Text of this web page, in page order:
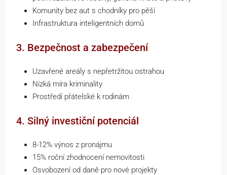
Komunity bez aut s chodníky pro pěší
Infrastruktura inteligentních domů
3. Bezpečnost a zabezpečení
Uzavřené areály s nepřetržitou ostrahou
Nízká míra kriminality
Prostředí přátelské k rodinám
4. Silný investiční potenciál
8-12% výnos z pronájmu
15% roční zhodnocení nemovitosti
Osvobození od daně pro nové projekty